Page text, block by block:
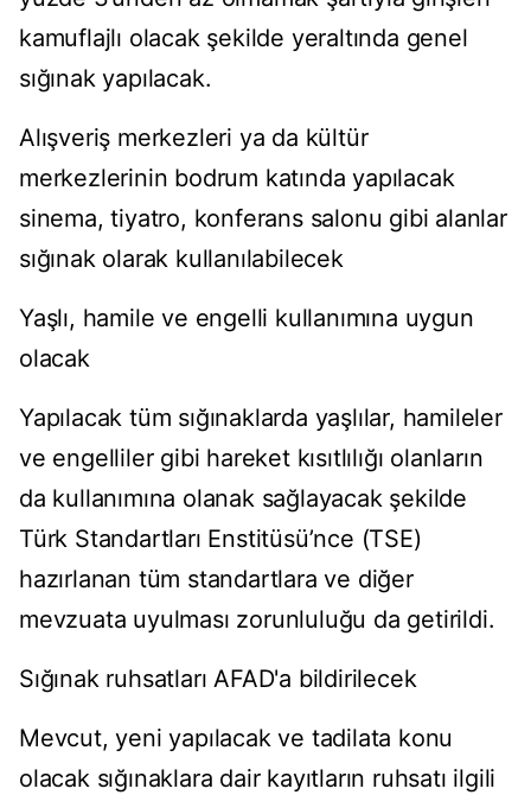
kamuflajlı olacak şekilde yeraltında genel
sığınak yapılacak.
Alışveriş merkezleri ya da kültür
merkezlerinin bodrum katında yapılacak
sinema, tiyatro, konferans salonu gibi alanlar
sığınak olarak kullanılabilecek
Yaşlı, hamile ve engelli kullanımına uygun
olacak
Yapılacak tüm sığınaklarda yaşlılar, hamileler
ve engelliler gibi hareket kısıtlılığı olanların
da kullanımına olanak sağlayacak şekilde
Türk Standartları Enstitüsü’nce (TSE)
hazırlanan tüm standartlara ve diğer
mevzuata uyulması zorunluluğu da getirildi.
Sığınak ruhsatları AFAD'a bildirilecek
Mevcut, yeni yapılacak ve tadilata konu
olacak sığınaklara dair kayıtların ruhsatı ilgili